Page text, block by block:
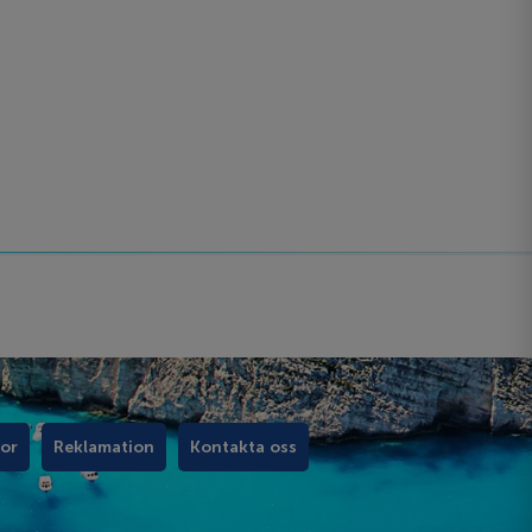
Reklamation Kontakta oss